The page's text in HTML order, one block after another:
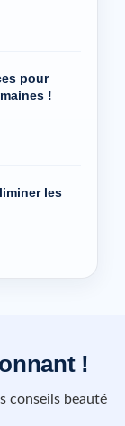
pour
!
les
!
conseils beauté